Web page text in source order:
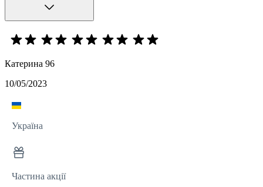
Катерина 96
10/05/2023
Україна
Частина акції